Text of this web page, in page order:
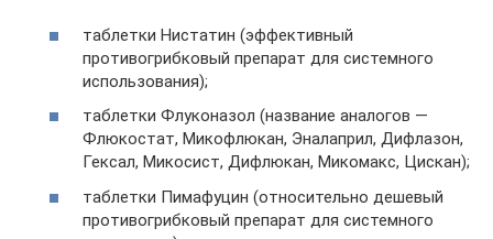
таблетки Нистатин (эффективный
противогрибковый препарат для системного
использования);
таблетки Флуконазол (название аналогов —
Флюкостат, Микофлюкан, Эналаприл, Дифлазон,
Гексал, Микосист, Дифлюкан, Микомакс, Цискан);
таблетки Пимафуцин (относительно дешевый
противогрибковый препарат для системного